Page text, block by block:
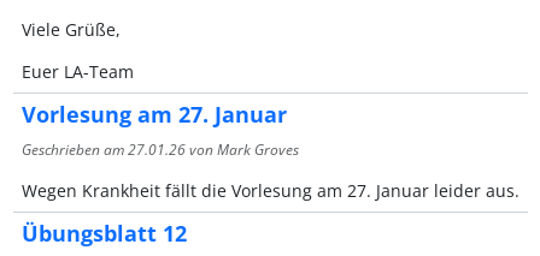
Viele Grüße,
Euer LA-Team
Vorlesung am 27. Januar
Geschrieben am27.01.26von Mark Groves
Wegen Krankheit fällt die Vorlesung am 27. Januar leider aus.
Übungsblatt 12